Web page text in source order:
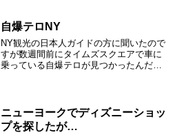
たのによく起きれたと思...
自爆テロNY
NY観光の日本人ガイドの方に聞いたので
すが数週間前にタイムズスクエアで車に
乗っている自爆テロが見つかったんだと
ちこちに警官が立ってい...
ニューヨークでディズニーショッ
プを探したが…